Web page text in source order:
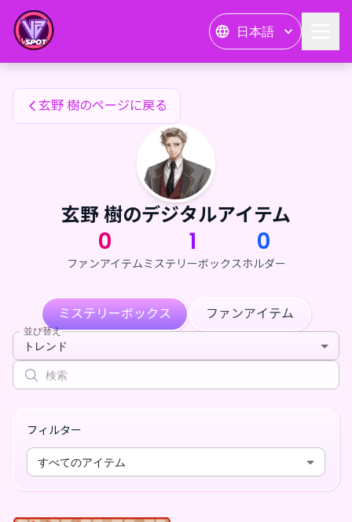
日本語
玄野 樹のファンアイテム
玄野 樹のページに戻る
玄野 樹のデジタルアイテム
0
ファンアイテム
1
ミステリーボックス
0
ホルダー
ミステリーボックス ファンアイテム
並び替え
トレンド
フィルター
すべてのアイテム
玄野 樹のファンアイテム — 24karat